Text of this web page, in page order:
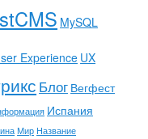
MySQL
Experience UX
Блог Вегфест
Испания
Мир Название